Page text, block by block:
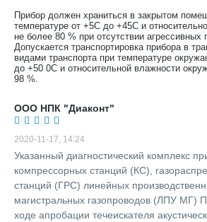
Прибор должен храниться в закрытом
температуре от +5С до +45С и
не более 80 % при отсутствии агрессивных
Допускается транспортировка прибора в
видами транспорта при температуре
до +50 0С и относительной влажности
98 %.
ООО НПК "Диаконт"
2020-11-17, 14:24
Указанный диагностический комплекс
компрессорных станций (КС),
станций (ГРС) линейных
магистральных газопроводов (ЛПУ МГ)
ходе апробации течеискателя